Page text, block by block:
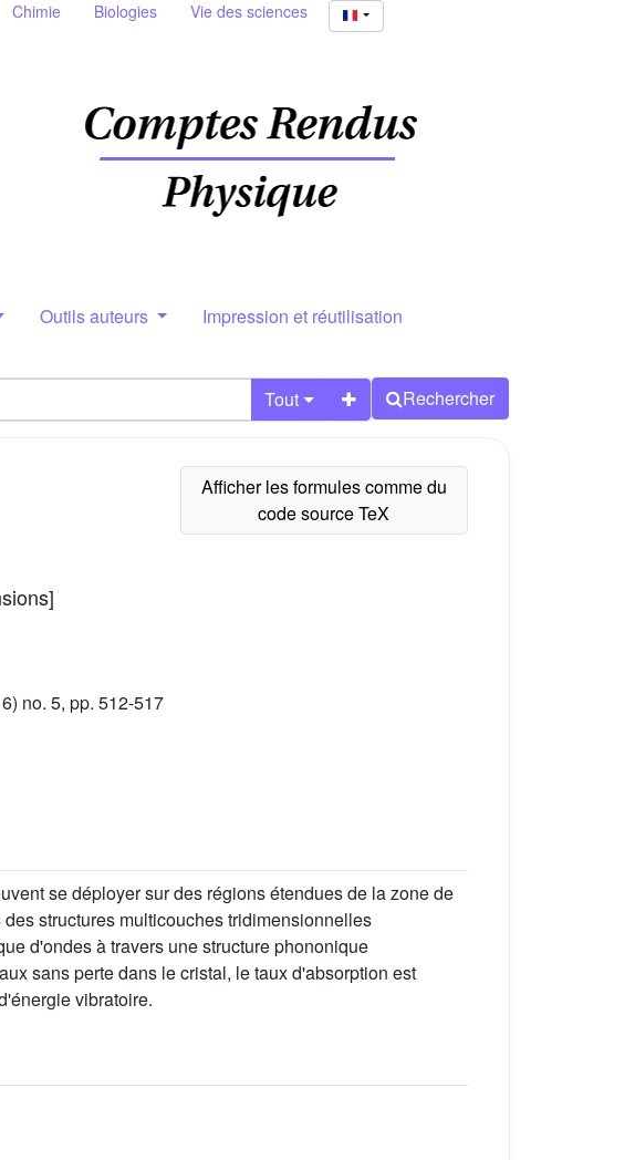
Chimie Biologies Vie des sciences
Outils auteurs Impression et réutilisation
Tout Rechercher
no. 5, pp. 512-517
se déployer sur des régions étendues de la zone de
structures multicouches tridimensionnelles
d'ondes à travers une structure phononique
sans perte dans le cristal, le taux d'absorption est
vibratoire.